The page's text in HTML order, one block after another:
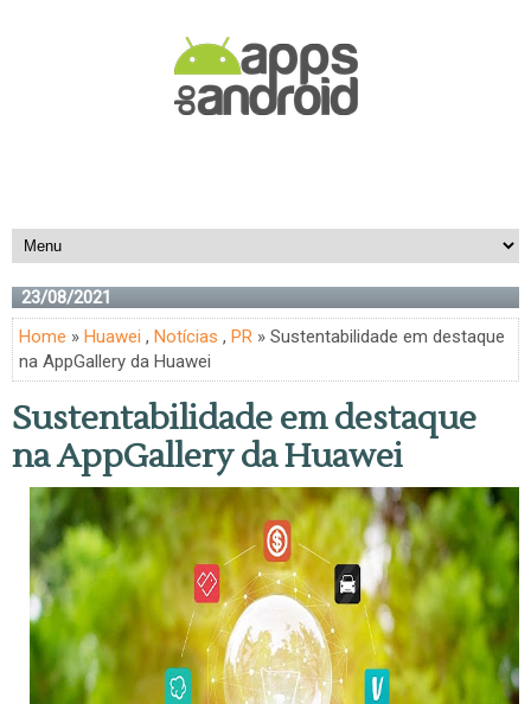
23/08/2021
Home » Huawei , Notícias , PR » Sustentabilidade em destaque
na AppGallery da Huawei
Sustentabilidade em destaque
na AppGallery da Huawei